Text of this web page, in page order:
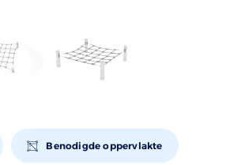
Benodigde oppervlakte